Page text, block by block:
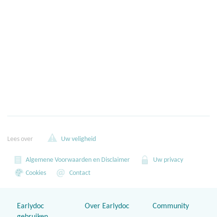
Lees over Uw veligheid
Algemene Voorwaarden en Disclaimer
Uw privacy
Cookies
Contact
Earlydoc
Over Earlydoc Community